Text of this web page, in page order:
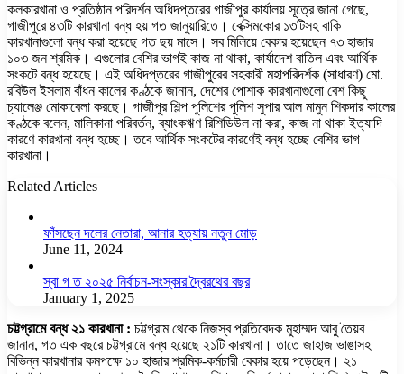
কলকারখানা ও প্রতিষ্ঠান পরিদর্শন অধিদপ্তরের গাজীপুর কার্যালয় সূত্রে জানা গেছে,
গাজীপুরে ৪৩টি কারখানা বন্ধ হয় গত জানুয়ারিতে। বেক্সিমকোর ১৩টিসহ বাকি
কারখানাগুলো বন্ধ করা হয়েছে গত ছয় মাসে। সব মিলিয়ে বেকার হয়েছেন ৭৩ হাজার
১০৩ জন শ্রমিক। এগুলোর বেশির ভাগই কাজ না থাকা, কার্যাদেশ বাতিল এবং আর্থিক
সংকটে বন্ধ হয়েছে। এই অধিদপ্তরের গাজীপুরের সহকারী মহাপরিদর্শক (সাধারণ) মো.
রবিউল ইসলাম বাঁধন কালের কণ্ঠকে জানান, দেশের পোশাক কারখানাগুলো বেশ কিছু
চ্যালেঞ্জ মোকাবেলা করছে। গাজীপুর শিল্প পুলিশের পুলিশ সুপার আল মামুন শিকদার কালের
কণ্ঠকে বলেন, মালিকানা পরিবর্তন, ব্যাংকঋণ রিশিডিউল না করা, কাজ না থাকা ইত্যাদি
কারণে কারখানা বন্ধ হচ্ছে। তবে আর্থিক সংকটের কারণেই বন্ধ হচ্ছে বেশির ভাগ
কারখানা।
Related Articles
ফাঁসছেন দলের নেতারা, আনার হত্যায় নতুন মোড়
June 11, 2024
স্বা গ ত ২০২৫ নির্বাচন-সংস্কার দ্বৈরথের বছর
January 1, 2025
চট্টগ্রামে বন্ধ ২১ কারখানা : চট্টগ্রাম থেকে নিজস্ব প্রতিবেদক মুহাম্মদ আবু তৈয়ব
জানান, গত এক বছরে চট্টগ্রামে বন্ধ হয়েছে ২১টি কারখানা। তাতে জাহাজ ভাঙাসহ
বিভিন্ন কারখানার কমপক্ষে ১০ হাজার শ্রমিক-কর্মচারী বেকার হয়ে পড়েছেন। ২১